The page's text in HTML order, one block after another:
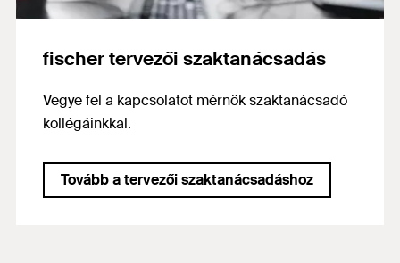
fischer tervezői szaktanácsadás
Vegye fel a kapcsolatot mérnök szaktanácsadó
kollégáinkkal.
Tovább a tervezői szaktanácsadáshoz